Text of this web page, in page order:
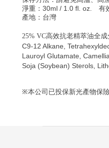
淨重： 30ml / 1.0 fl. oz. 有
產地：台灣
25% VC高效抗老精萃油全成
C9-12 Alkane,
Lauroyl Glutamate,
Soja (Soybean) Sterols,
※本公司已投保新光產物保